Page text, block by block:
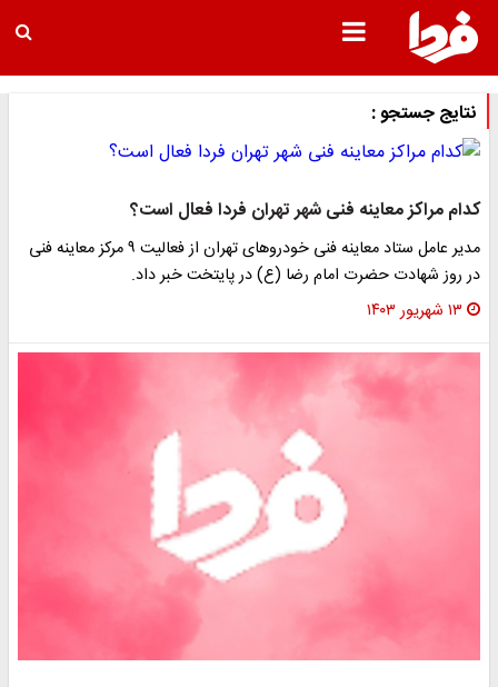
نتایج جستجو :
کدام مراکز معاینه فنی شهر تهران فردا فعال است؟
مدیر عامل ستاد معاینه فنی خودروهای تهران از فعالیت ۹ مرکز معاینه فنی
در روز شهادت حضرت امام رضا (ع) در پایتخت خبر داد.
۱۳ شهریور ۱۴۰۳